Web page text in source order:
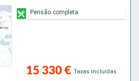
15 330 € Taxas incluídas
Pensão completa